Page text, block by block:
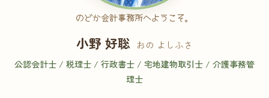
のどか会計事務所へようこそ。
小野 好聡 おの よしふさ
公認会計士 / 税理士 / 行政書士 / 宅地建物取引士 / 介護事務管
理士